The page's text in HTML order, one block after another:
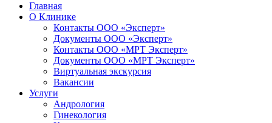
Главная
О Клинике
Контакты ООО «Эксперт»
Документы ООО «Эксперт»
Контакты ООО «МРТ Эксперт»
Документы ООО «МРТ Эксперт»
Виртуальная экскурсия
Вакансии
Услуги
Андрология
Гинекология